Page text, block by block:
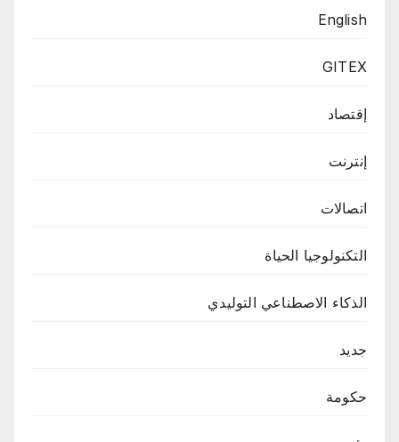
English
GITEX
إقتصاد
إنترنت
اتصالات
التكنولوجيا الحياة
الذكاء الاصطناعي التوليدي
جديد
حكومة